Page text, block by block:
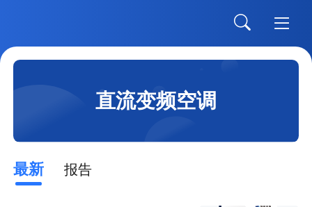
直流变频空调
最新 报告